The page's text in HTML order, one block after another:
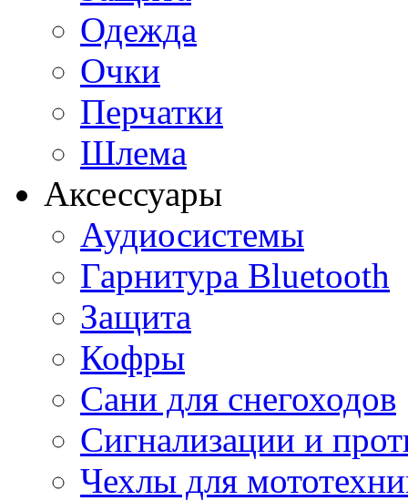
Одежда
Очки
Перчатки
Шлема
Аксессуары
Аудиосистемы
Гарнитура Bluetooth
Защита
Кофры
Сани для снегоходов
Сигнализации и
Чехлы для